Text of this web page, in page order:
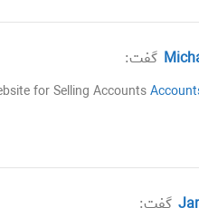
گفت:
for Selling Accounts